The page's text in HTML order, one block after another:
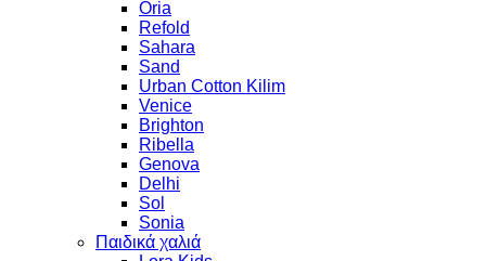
Oria
Refold
Sahara
Sand
Urban Cotton Kilim
Venice
Brighton
Ribella
Genova
Delhi
Sol
Sonia
Παιδικά χαλιά